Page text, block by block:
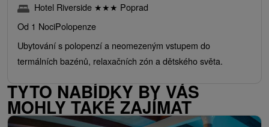
Hotel Riverside ★★★ Poprad
Od 1 NociPolopenze
Ubytování s polopenzí a neomezeným vstupem do
termálních bazénů, relaxačních zón a dětského světa.
TYTO NABÍDKY BY VÁS
MOHLY TAKÉ ZAJÍMAT